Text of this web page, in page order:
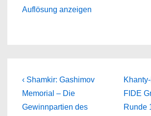
Auflösung anzeigen
Beitragsnavigation
Previous
Post
is
‹ Shamkir: Gashimov
Memorial – Die
Gewinnpartien des
Next
Post
is
FIDE
Runde